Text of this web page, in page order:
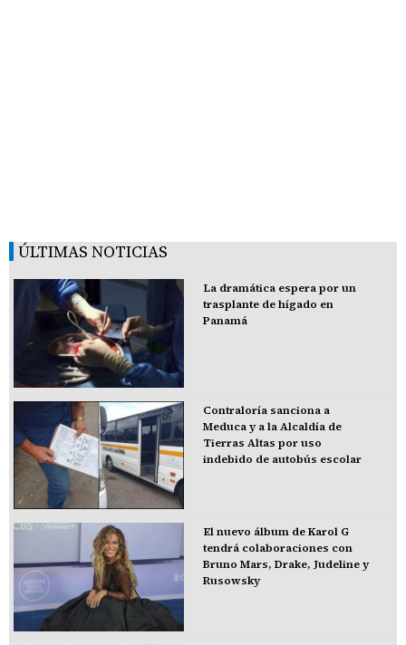
ÚLTIMAS NOTICIAS
La dramática espera por un
trasplante de hígado en
Panamá
Contraloría sanciona a
Meduca y a la Alcaldía de
Tierras Altas por uso
indebido de autobús escolar
El nuevo álbum de Karol G
tendrá colaboraciones con
Bruno Mars, Drake, Judeline y
Rusowsky